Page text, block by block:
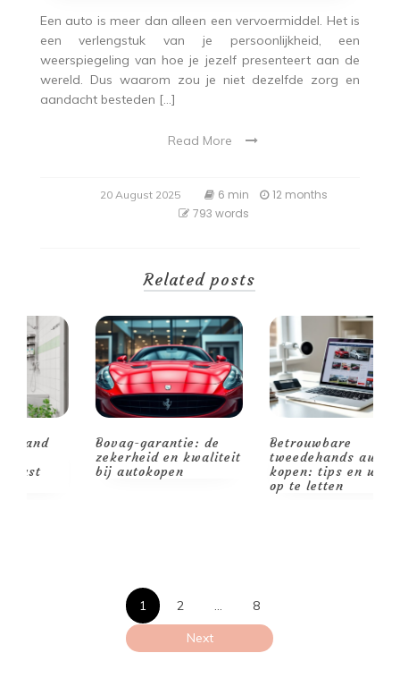
Een auto is meer dan alleen een vervoermiddel. Het is
een verlengstuk van je persoonlijkheid, een
weerspiegeling van hoe je jezelf presenteert aan de
wereld. Dus waarom zou je niet dezelfde zorg en
aandacht besteden […]
Read More
20 August 2025 6 min
12 months
793 words
Related posts
Bovag-garantie: de
zekerheid en kwaliteit
bij autokopen
Betrouwbare
tweedehands auto
kopen: tips en waar
op te letten
Posts
pagination
1 2 …
8
Next